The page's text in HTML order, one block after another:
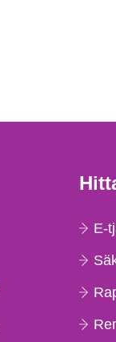
E-